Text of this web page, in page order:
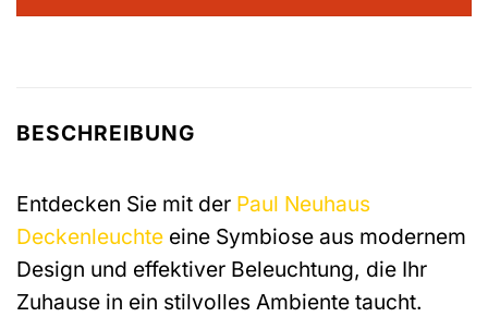
BESCHREIBUNG
Entdecken Sie mit der Paul Neuhaus
Deckenleuchte eine Symbiose aus modernem
Design und effektiver Beleuchtung, die Ihr
Zuhause in ein stilvolles Ambiente taucht.